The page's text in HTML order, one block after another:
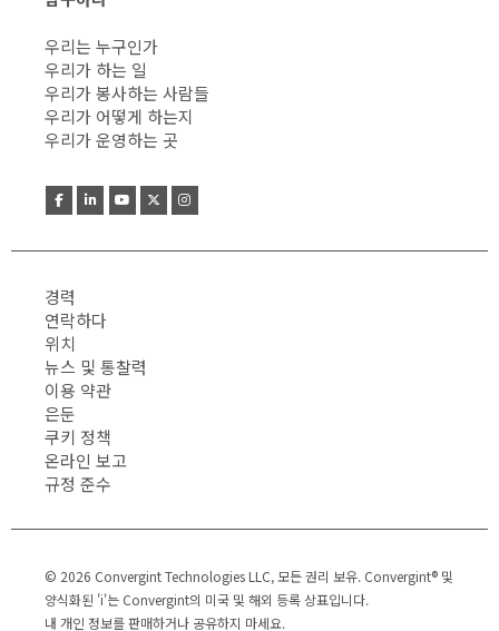
우리는 누구인가
우리가 하는 일
우리가 봉사하는 사람들
우리가 어떻게 하는지
우리가 운영하는 곳
경력
연락하다
위치
뉴스 및 통찰력
이용 약관
은둔
쿠키 정책
온라인 보고
규정 준수
© 2026 Convergint Technologies LLC, 모든 권리 보유. Convergint® 및
양식화된 'i'는 Convergint의 미국 및 해외 등록 상표입니다.
내 개인 정보를 판매하거나 공유하지 마세요.